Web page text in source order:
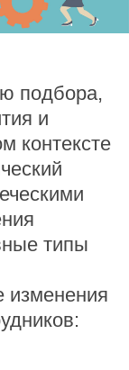
подбора,
и
контексте
типы
изменения